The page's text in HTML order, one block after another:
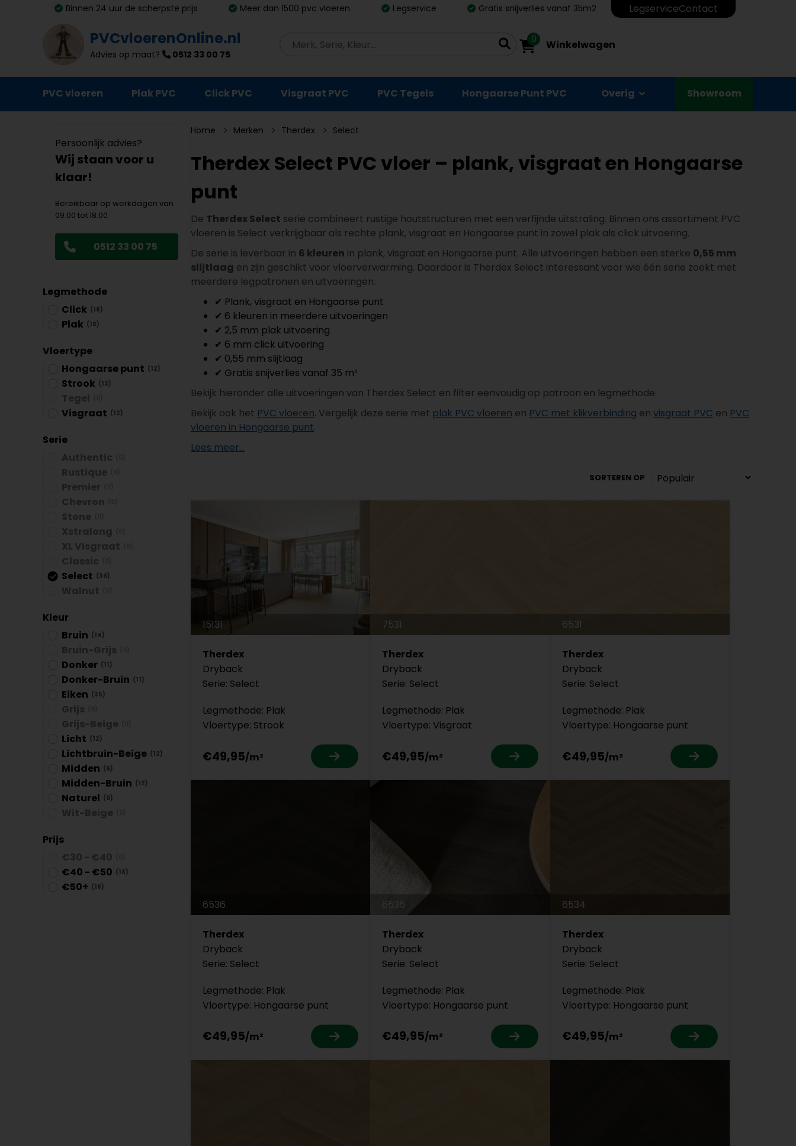
Binnen 24 uur de scherpste prijs Meer dan 1500 pvc vloeren Legservice Gratis snijverlies vanaf 35m2 LegserviceContact
PVCvloerenOnline.nl
Advies op maat? 0512 33 00 75
0 Winkelwagen
PVC vloeren Plak PVC Click PVC Visgraat PVC PVC Tegels Hongaarse Punt PVC Overig
Plinten
Deurmatten
Vloer- en trapprofielen
Schoonmaak en onderhoud
Traprenovatie
Showroom
Persoonlijk advies?
Wij staan voor u
klaar!
Bereikbaar op werkdagen van
09:00 tot 18:00
0512 33 00 75
Legmethode
Click (18)
Plak (18)
Vloertype
Hongaarse punt (12)
Strook (12)
Visgraat (12)
Serie
Select (36)
Kleur
Bruin (14)
Donker (11)
Donker-Bruin (11)
Eiken (35)
Licht (12)
Lichtbruin-Beige (12)
Midden (6)
Midden-Bruin (12)
Naturel (6)
Prijs
€40 - €50 (18)
€50+ (18)
Home Merken Therdex Select
Therdex Select PVC vloer – plank, visgraat en Hongaarse
punt
De Therdex Select serie combineert rustige houtstructuren met een verfijnde uitstraling. Binnen ons assortiment PVC
vloeren is Select verkrijgbaar als rechte plank, visgraat en Hongaarse punt in zowel plak als click uitvoering.
De serie is leverbaar in 6 kleuren in plank, visgraat en Hongaarse punt. Alle uitvoeringen hebben een sterke 0,55 mm
slijtlaag en zijn geschikt voor vloerverwarming. Daardoor is Therdex Select interessant voor wie één serie zoekt met
meerdere legpatronen en uitvoeringen.
✔ Plank, visgraat en Hongaarse punt
✔ 6 kleuren in meerdere uitvoeringen
✔ 2,5 mm plak uitvoering
✔ 6 mm click uitvoering
✔ 0,55 mm slijtlaag
✔ Gratis snijverlies vanaf 35 m²
Bekijk hieronder alle uitvoeringen van Therdex Select en filter eenvoudig op patroon en legmethode.
Bekijk ook het PVC vloeren. Vergelijk deze serie met plak PVC vloeren en PVC met klikverbinding en visgraat PVC en PVC
vloeren in Hongaarse punt.
Lees meer...
SORTEREN OP
15131
Therdex
Dryback
Serie: Select
Legmethode: Plak
Vloertype: Strook
€49,95
7531
Therdex
Dryback
Serie: Select
Legmethode: Plak
Vloertype: Visgraat
€49,95
6531
Therdex
Dryback
Serie: Select
Legmethode: Plak
Vloertype: Hongaarse punt
€49,95
6536
Therdex
Dryback
Serie: Select
Legmethode: Plak
Vloertype: Hongaarse punt
€49,95
6535
Therdex
Dryback
Serie: Select
Legmethode: Plak
Vloertype: Hongaarse punt
€49,95
6534
Therdex
Dryback
Serie: Select
Legmethode: Plak
Vloertype: Hongaarse punt
€49,95